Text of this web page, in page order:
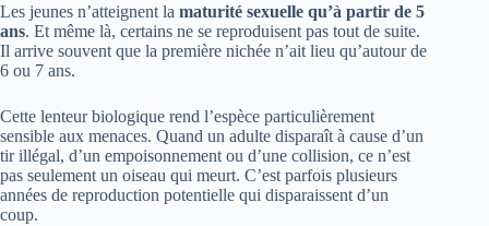
Les jeunes n’atteignent la maturité sexuelle qu’à partir de 5
ans. Et même là, certains ne se reproduisent pas tout de suite.
Il arrive souvent que la première nichée n’ait lieu qu’autour de
6 ou 7 ans.
Cette lenteur biologique rend l’espèce particulièrement
sensible aux menaces. Quand un adulte disparaît à cause d’un
tir illégal, d’un empoisonnement ou d’une collision, ce n’est
pas seulement un oiseau qui meurt. C’est parfois plusieurs
années de reproduction potentielle qui disparaissent d’un
coup.